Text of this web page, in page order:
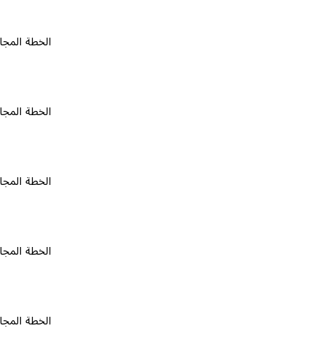
الخطة المجانية ٠
الخطة المجانية ٠
الخطة المجانية ٠
الخطة المجانية ٠
الخطة المجانية ٠